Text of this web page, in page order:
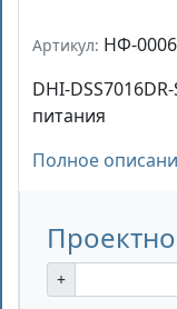
Артикул: НФ-
DHI-
питания
Полное
+